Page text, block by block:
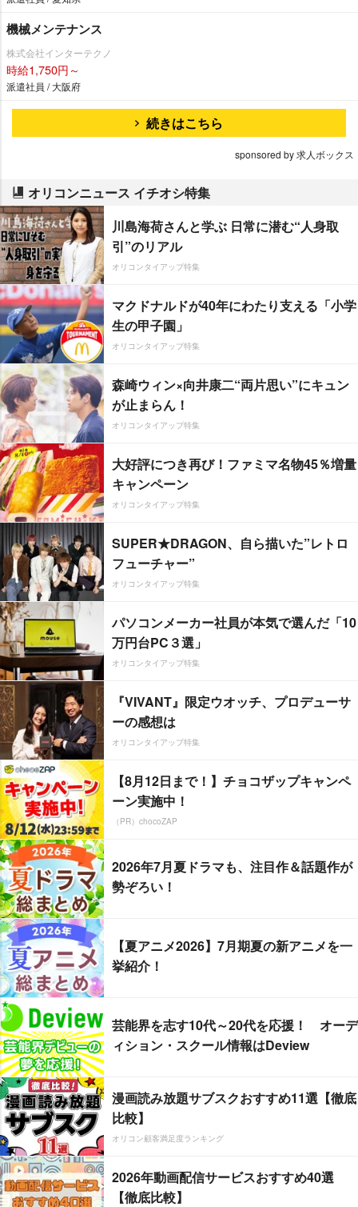
機械メンテナンス
株式会社インターテクノ
時給1,750円～
派遣社員 / 大阪府
続きはこちら
sponsored by 求人ボックス
オリコンニュース イチオシ特集
川島海荷さんと学ぶ 日常に潜む“人身取
引”のリアル
オリコンタイアップ特集
マクドナルドが40年にわたり支える「小学
生の甲子園」
オリコンタイアップ特集
森崎ウィン×向井康二“両片思い”にキュン
が止まらん！
オリコンタイアップ特集
大好評につき再び！ファミマ名物45％増量
キャンペーン
オリコンタイアップ特集
SUPER★DRAGON、自ら描いた”レトロ
フューチャー”
オリコンタイアップ特集
パソコンメーカー社員が本気で選んだ「10
万円台PC３選」
オリコンタイアップ特集
『VIVANT』限定ウオッチ、プロデューサ
ーの感想は
オリコンタイアップ特集
【8月12日まで！】チョコザップキャンペ
ーン実施中！
（PR）chocoZAP
2026年7月夏ドラマも、注目作＆話題作が
勢ぞろい！
【夏アニメ2026】7月期夏の新アニメを一
挙紹介！
芸能界を志す10代～20代を応援！ オーデ
ィション・スクール情報はDeview
漫画読み放題サブスクおすすめ11選【徹底
比較】
オリコン顧客満足度ランキング
2026年動画配信サービスおすすめ40選
【徹底比較】